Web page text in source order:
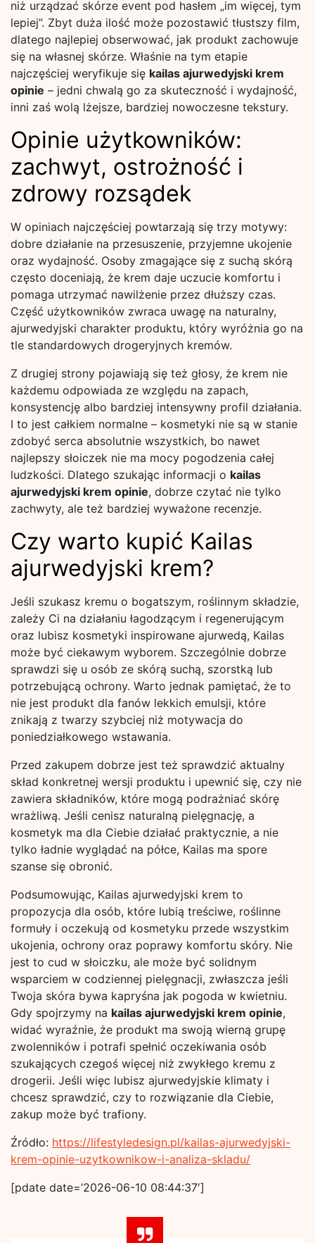
niż urządzać skórze event pod hasłem „im więcej, tym
lepiej”. Zbyt duża ilość może pozostawić tłustszy film,
dlatego najlepiej obserwować, jak produkt zachowuje
się na własnej skórze. Właśnie na tym etapie
najczęściej weryfikuje się kailas ajurwedyjski krem
opinie – jedni chwalą go za skuteczność i wydajność,
inni zaś wolą lżejsze, bardziej nowoczesne tekstury.
Opinie użytkowników:
zachwyt, ostrożność i
zdrowy rozsądek
W opiniach najczęściej powtarzają się trzy motywy:
dobre działanie na przesuszenie, przyjemne ukojenie
oraz wydajność. Osoby zmagające się z suchą skórą
często doceniają, że krem daje uczucie komfortu i
pomaga utrzymać nawilżenie przez dłuższy czas.
Część użytkowników zwraca uwagę na naturalny,
ajurwedyjski charakter produktu, który wyróżnia go na
tle standardowych drogeryjnych kremów.
Z drugiej strony pojawiają się też głosy, że krem nie
każdemu odpowiada ze względu na zapach,
konsystencję albo bardziej intensywny profil działania.
I to jest całkiem normalne – kosmetyki nie są w stanie
zdobyć serca absolutnie wszystkich, bo nawet
najlepszy słoiczek nie ma mocy pogodzenia całej
ludzkości. Dlatego szukając informacji o kailas
ajurwedyjski krem opinie, dobrze czytać nie tylko
zachwyty, ale też bardziej wyważone recenzje.
Czy warto kupić Kailas
ajurwedyjski krem?
Jeśli szukasz kremu o bogatszym, roślinnym składzie,
zależy Ci na działaniu łagodzącym i regenerującym
oraz lubisz kosmetyki inspirowane ajurwedą, Kailas
może być ciekawym wyborem. Szczególnie dobrze
sprawdzi się u osób ze skórą suchą, szorstką lub
potrzebującą ochrony. Warto jednak pamiętać, że to
nie jest produkt dla fanów lekkich emulsji, które
znikają z twarzy szybciej niż motywacja do
poniedziałkowego wstawania.
Przed zakupem dobrze jest też sprawdzić aktualny
skład konkretnej wersji produktu i upewnić się, czy nie
zawiera składników, które mogą podrażniać skórę
wrażliwą. Jeśli cenisz naturalną pielęgnację, a
kosmetyk ma dla Ciebie działać praktycznie, a nie
tylko ładnie wyglądać na półce, Kailas ma spore
szanse się obronić.
Podsumowując, Kailas ajurwedyjski krem to
propozycja dla osób, które lubią treściwe, roślinne
formuły i oczekują od kosmetyku przede wszystkim
ukojenia, ochrony oraz poprawy komfortu skóry. Nie
jest to cud w słoiczku, ale może być solidnym
wsparciem w codziennej pielęgnacji, zwłaszcza jeśli
Twoja skóra bywa kapryśna jak pogoda w kwietniu.
Gdy spojrzymy na kailas ajurwedyjski krem opinie,
widać wyraźnie, że produkt ma swoją wierną grupę
zwolenników i potrafi spełnić oczekiwania osób
szukających czegoś więcej niż zwykłego kremu z
drogerii. Jeśli więc lubisz ajurwedyjskie klimaty i
chcesz sprawdzić, czy to rozwiązanie dla Ciebie,
zakup może być trafiony.
Źródło: https://lifestyledesign.pl/kailas-ajurwedyjski-
krem-opinie-uzytkownikow-i-analiza-skladu/
[pdate date=’2026-06-10 08:44:37′]